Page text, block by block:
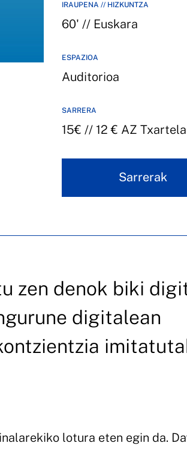
IRAUPENA // HIZKUNTZA
60' // Euskara
ESPAZIOA
Auditorioa
SARRERA
15€ // 12 € AZ
Sarrerak
zen denok biki
digitalean
lotura eten egin da.